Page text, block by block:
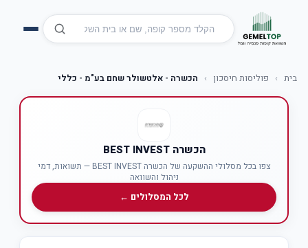
בית › פוליסות חיסכון › הכשרה - אלטשולר שחם בע"מ - כללי
הכשרה BEST INVEST
צפו בכל מסלולי ההשקעה של הכשרה BEST INVEST — תשואות, דמי
ניהול והשוואה
לכל המסלולים ←